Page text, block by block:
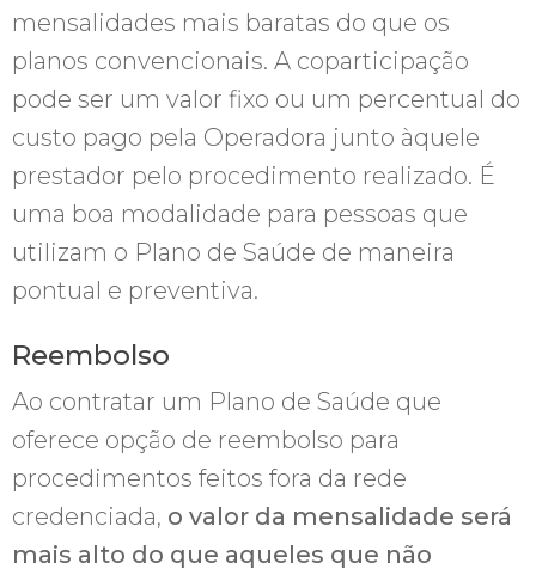
mensalidades mais baratas do que os
planos convencionais. A coparticipação
pode ser um valor fixo ou um percentual do
custo pago pela Operadora junto àquele
prestador pelo procedimento realizado. É
uma boa modalidade para pessoas que
utilizam o Plano de Saúde de maneira
pontual e preventiva.
Reembolso
Ao contratar um Plano de Saúde que
oferece opção de reembolso para
procedimentos feitos fora da rede
credenciada, o valor da mensalidade será
mais alto do que aqueles que não